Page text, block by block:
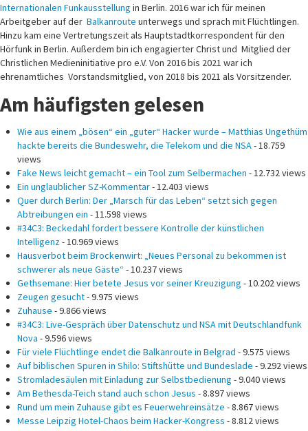
Internationalen Funkausstellung in Berlin. 2016 war ich für meinen
Arbeitgeber auf der Balkanroute unterwegs und sprach mit Flüchtlingen.
Hinzu kam eine Vertretungszeit als Hauptstadtkorrespondent für den
Hörfunk in Berlin. Außerdem bin ich engagierter Christ und Mitglied der
Christlichen Medieninitiative pro e.V. Von 2016 bis 2021 war ich
ehrenamtliches Vorstandsmitglied, von 2018 bis 2021 als Vorsitzender.
Am häufigsten gelesen
Wie aus einem „bösen“ ein „guter“ Hacker wurde – Matthias Ungethüm
hackte bereits die Bundeswehr, die Telekom und die NSA - 18.759
views
Fake News leicht gemacht – ein Tool zum Selbermachen - 12.732 views
Ein unglaublicher SZ-Kommentar- 12.403 views
Quer durch Berlin: Der „Marsch für das Leben“ setzt sich gegen
Abtreibungen ein - 11.598 views
#34C3: Beckedahl fordert bessere Kontrolle der künstlichen
Intelligenz - 10.969 views
Hausverbot beim Brockenwirt: „Neues Personal zu bekommen ist
schwerer als neue Gäste“- 10.237 views
Gethsemane: Hier betete Jesus vor seiner Kreuzigung - 10.202 views
Zeugen gesucht- 9.975 views
Zuhause - 9.866 views
#34C3: Live-Gespräch über Datenschutz und NSA mit Deutschlandfunk
Nova - 9.596 views
Für viele Flüchtlinge endet die Balkanroute in Belgrad - 9.575 views
Auf biblischen Spuren in Shilo: Stiftshütte und Bundeslade - 9.292 views
Stromladesäulen mit Einladung zur Selbstbedienung - 9.040 views
Am Bethesda-Teich stand auch schon Jesus - 8.897 views
Rund um mein Zuhause gibt es Feuerwehreinsätze - 8.867 views
Messe Leipzig Hotel-Chaos beim Hacker-Kongress - 8.812 views